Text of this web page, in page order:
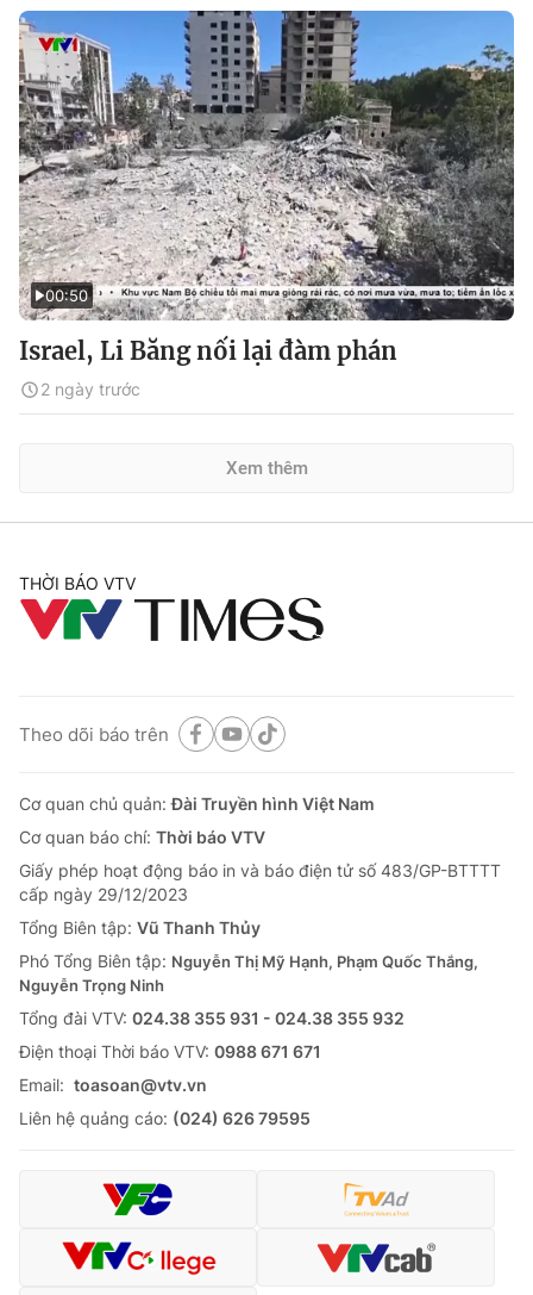
00:50
Israel, Li Băng nối lại đàm phán
2 ngày trước
Xem thêm
THỜI BÁO VTV
Theo dõi báo trên
Cơ quan chủ quản:Đài Truyền hình Việt Nam
Cơ quan báo chí: Thời báo VTV
Giấy phép hoạt động báo in và báo điện tử số 483/GP-BTTTT
cấp ngày 29/12/2023
Tổng Biên tập: Vũ Thanh Thủy
Phó Tổng Biên tập: Nguyễn Thị Mỹ Hạnh, Phạm Quốc Thắng,
Nguyễn Trọng Ninh
Tổng đài VTV: 024.38 355 931 - 024.38 355 932
Ðiện thoại Thời báo VTV: 0988 671 671
Email: toasoan@vtv.vn
Liên hệ quảng cáo: (024) 626 79595